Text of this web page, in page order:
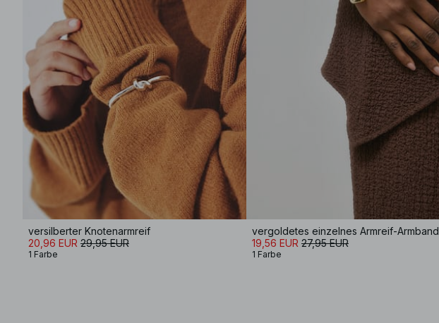
versilberter Knotenarmreif
20,96 EUR 29,95 EUR
1 Farbe
vergoldetes einzelnes Armreif-Armband
19,56 EUR 27,95 EUR
1 Farbe